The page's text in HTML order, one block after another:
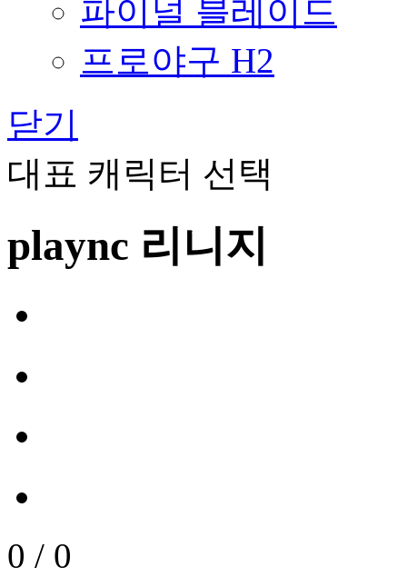
파이널 블레이드
프로야구 H2
닫기
대표 캐릭터 선택
plaync 리니지
0 / 0